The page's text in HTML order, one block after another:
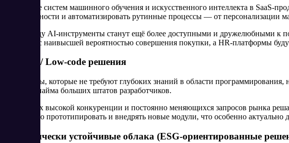
Внедрение систем машинного обучения и искусственного интеллекта в SaaS-
закономерности и автоматизировать рутинные процессы — от персонализации
В 2025 году AI-инструменты станут ещё более доступными и дружелюбными к
клиентов с наивысшей вероятностью совершения покупки, а HR-платформы
No-code / Low-code решения
Платформы, которые не требуют глубоких знаний в области
при этом найма больших штатов разработчиков.
В условиях высокой конкуренции и постоянно меняющихся запросов рынка
оперативно прототипировать и внедрять новые модули, что особенно
Экологически устойчивые облака (ESG-ориентированные